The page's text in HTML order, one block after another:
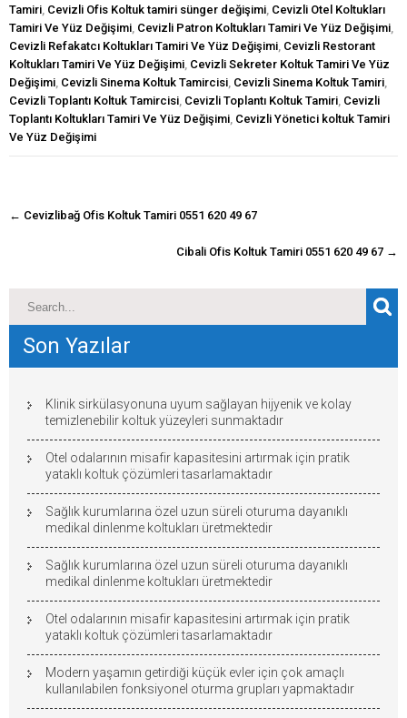
Tamiri, Cevizli Ofis Koltuk tamiri sünger değişimi, Cevizli Otel Koltukları
Tamiri Ve Yüz Değişimi, Cevizli Patron Koltukları Tamiri Ve Yüz Değişimi,
Cevizli Refakatcı Koltukları Tamiri Ve Yüz Değişimi, Cevizli Restorant
Koltukları Tamiri Ve Yüz Değişimi, Cevizli Sekreter Koltuk Tamiri Ve Yüz
Değişimi, Cevizli Sinema Koltuk Tamircisi, Cevizli Sinema Koltuk Tamiri,
Cevizli Toplantı Koltuk Tamircisi, Cevizli Toplantı Koltuk Tamiri, Cevizli
Toplantı Koltukları Tamiri Ve Yüz Değişimi, Cevizli Yönetici koltuk Tamiri
Ve Yüz Değişimi
navigasyon
← Cevizlibağ Ofis Koltuk Tamiri 0551 620 49 67
Cibali Ofis Koltuk Tamiri 0551 620 49 67 →
Son Yazılar
Klinik sirkülasyonuna uyum sağlayan hijyenik ve kolay
temizlenebilir koltuk yüzeyleri sunmaktadır
Otel odalarının misafir kapasitesini artırmak için pratik
yataklı koltuk çözümleri tasarlamaktadır
Sağlık kurumlarına özel uzun süreli oturuma dayanıklı
medikal dinlenme koltukları üretmektedir
Sağlık kurumlarına özel uzun süreli oturuma dayanıklı
medikal dinlenme koltukları üretmektedir
Otel odalarının misafir kapasitesini artırmak için pratik
yataklı koltuk çözümleri tasarlamaktadır
Modern yaşamın getirdiği küçük evler için çok amaçlı
kullanılabilen fonksiyonel oturma grupları yapmaktadır